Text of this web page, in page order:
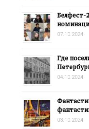
Белфест-
07.10.2024
Где
04.10.2024
03.10.2024